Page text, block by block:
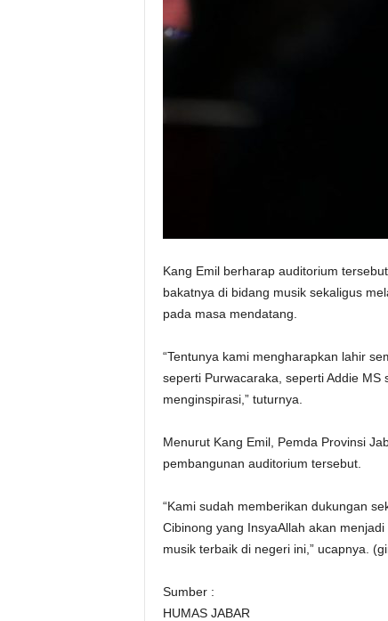
Kang Emil berharap auditorium
bakatnya di bidang musik sekaligus
pada masa mendatang.
“Tentunya kami mengharapkan lahir
seperti Purwacaraka, seperti Addie
menginspirasi,” tuturnya.
Menurut Kang Emil, Pemda Provinsi
pembangunan auditorium tersebut.
“Kami sudah memberikan dukungan
Cibinong yang InsyaAllah akan
musik terbaik di negeri ini,” ucapnya.
Sumber :
HUMAS JABAR